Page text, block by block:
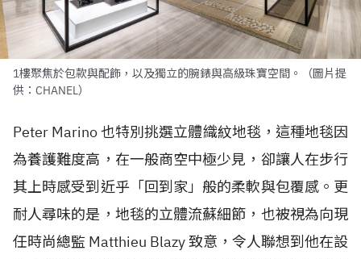
1樓聚焦於包款與配飾，以及獨立的腕錶與高級珠寶空間。（圖片提
供：CHANEL）
Peter Marino 也特別挑選立體織紋地毯，這種地毯因
為養護難度高，在一般商空中極少見，卻讓人在步行
其上時感受到近乎「回到家」般的柔軟與包覆感。更
耐人尋味的是，地毯的立體流蘇細節，也被視為向現
任時尚總監 Matthieu Blazy 致意，令人聯想到他在設